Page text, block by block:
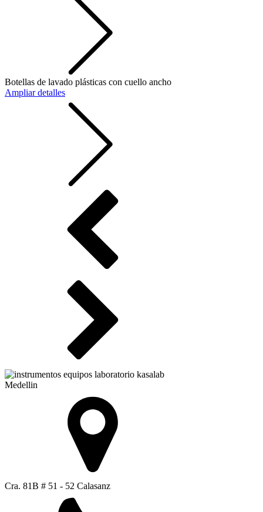
Botellas de lavado plásticas con cuello ancho
Ampliar detalles
Medellin
Cra. 81B # 51 - 52 Calasanz